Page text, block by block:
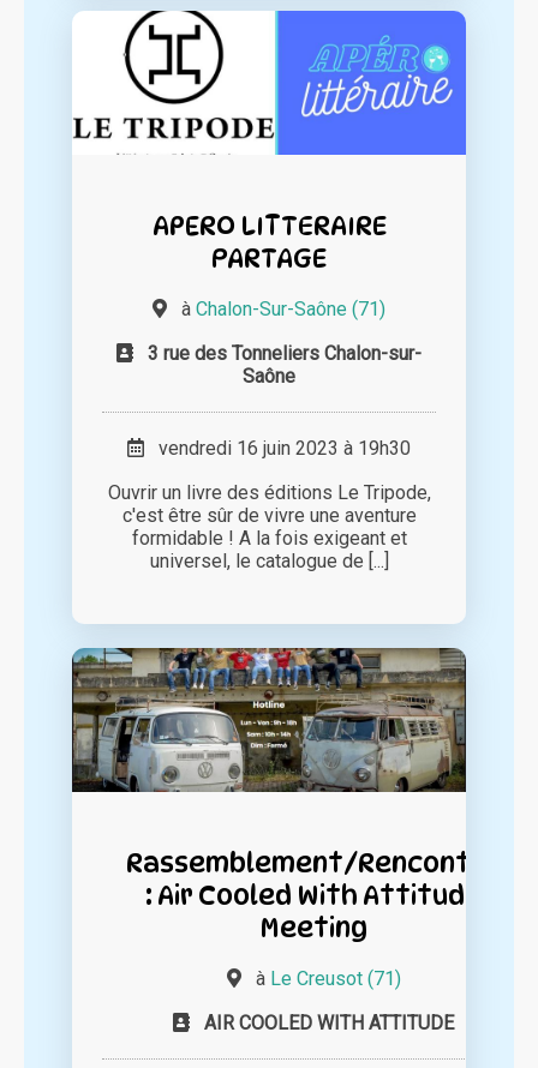
APERO LITTERAIRE
PARTAGE
à Chalon-Sur-Saône (71)
3 rue des Tonneliers Chalon-sur-
Saône
vendredi 16 juin 2023 à 19h30
Ouvrir un livre des éditions Le Tripode,
c'est être sûr de vivre une aventure
formidable ! A la fois exigeant et
universel, le catalogue de [...]
Rassemblement/Rencontre
: Air Cooled With Attitude
Meeting
à Le Creusot (71)
AIR COOLED WITH ATTITUDE